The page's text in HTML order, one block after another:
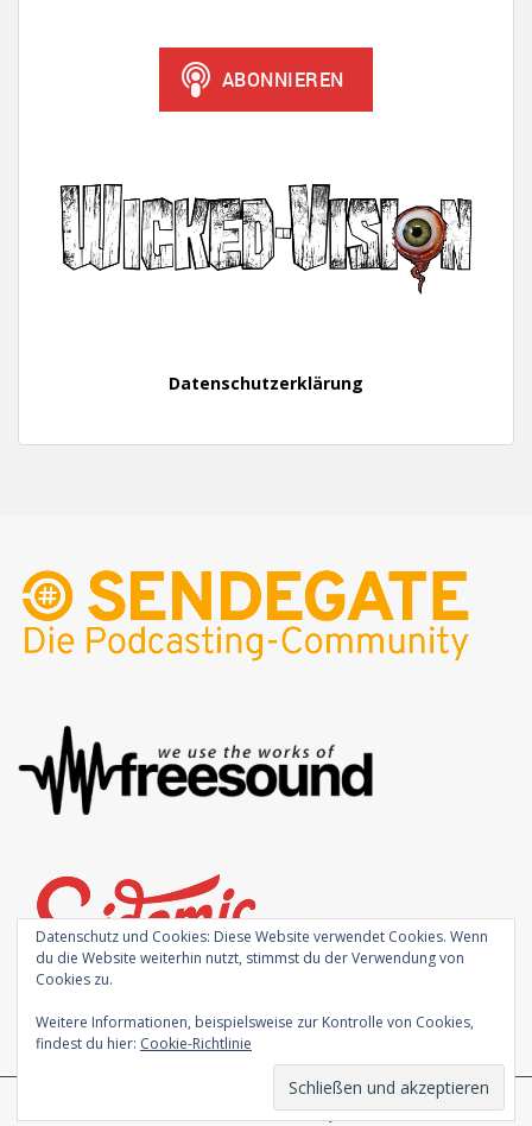
Datenschutzerklärung
Powered byWordPress
Datenschutz und Cookies: Diese Website verwendet Cookies. Wenn
du die Website weiterhin nutzt, stimmst du der Verwendung von
Cookies zu.
Weitere Informationen, beispielsweise zur Kontrolle von Cookies,
findest du hier: Cookie-Richtlinie